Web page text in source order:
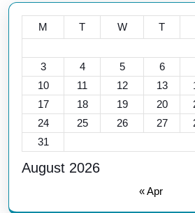
August 2026
M T W T
3
4 5 6
10
11 12 13
17
18 19 20
24
25 26 27
31
« Apr